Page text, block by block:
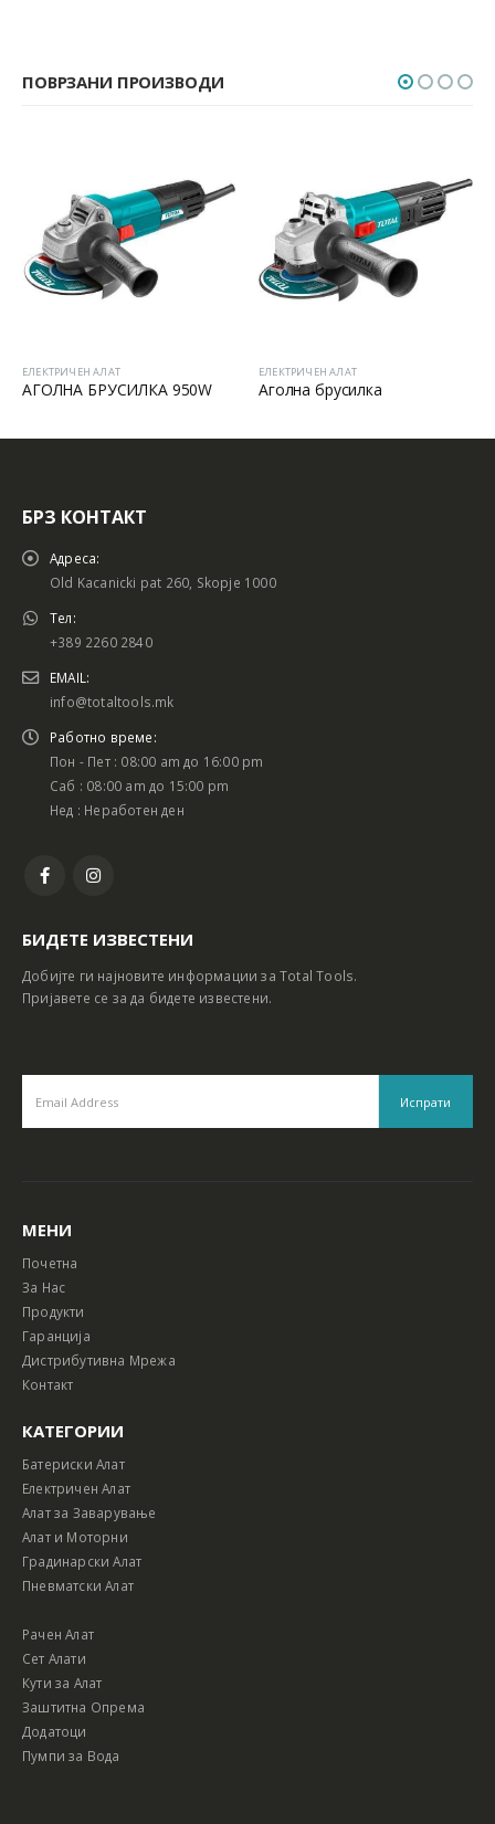
ПОВРЗАНИ ПРОИЗВОДИ
ЕЛЕКТРИЧЕН АЛАТ
Аголна брусилка
ЕЛЕКТРИЧЕН АЛАТ
Мешалка
БРЗ КОНТАКТ
Адреса:
Old Kacanicki pat 260, Skopje 1000
Тел:
+389 2260 2840
EMAIL:
info@totaltools.mk
Работно време:
Пон - Пет : 08:00 am до 16:00 pm
Саб : 08:00 am до 15:00 pm
Нед : Неработен ден
БИДЕТЕ ИЗВЕСТЕНИ
Добијте ги најновите информации за Total Tools.
Пријавете се за да бидете известени.
МЕНИ
Почетна
За Нас
Продукти
Гаранција
Дистрибутивна Мрежа
Контакт
КАТЕГОРИИ
Батериски Алат
Електричен Алат
Алат за Заварување
Алат и Моторни
Градинарски Алат
Пневматски Алат
Рачен Алат
Сет Алати
Кути за Алат
Заштитна Опрема
Додатоци
Пумпи за Вода